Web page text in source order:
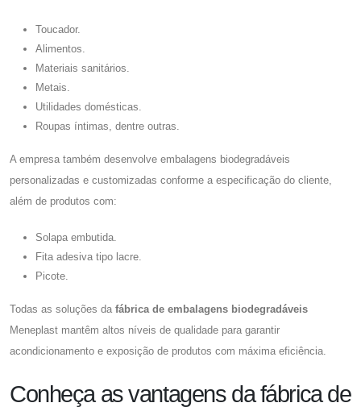
Toucador.
Alimentos.
Materiais sanitários.
Metais.
Utilidades domésticas.
Roupas íntimas, dentre outras.
A empresa também desenvolve embalagens biodegradáveis
personalizadas e customizadas conforme a especificação do cliente,
além de produtos com:
Solapa embutida.
Fita adesiva tipo lacre.
Picote.
Todas as soluções da fábrica de embalagens biodegradáveis
Meneplast mantêm altos níveis de qualidade para garantir
acondicionamento e exposição de produtos com máxima eficiência.
Conheça as vantagens da fábrica de